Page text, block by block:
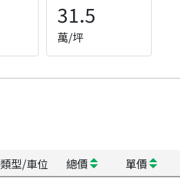
31.5
萬/坪
類型/車位 總價 單價